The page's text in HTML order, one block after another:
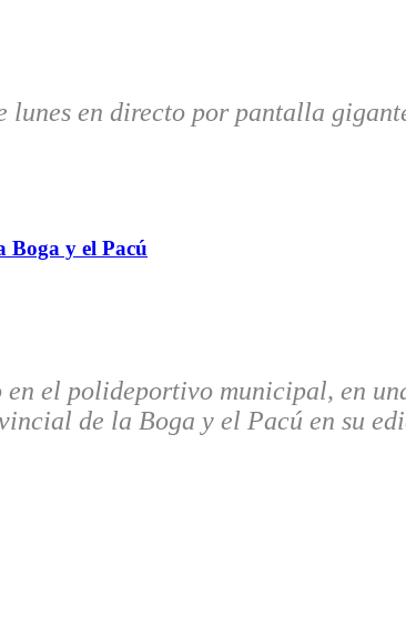
en directo por pantalla
Boga y el Pacú
el polideportivo municipal, en
de la Boga y el Pacú en su